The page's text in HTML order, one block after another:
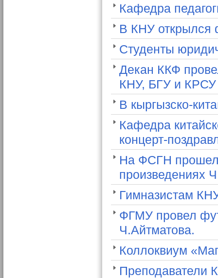
Кафедра
В КНУ открылся
Студенты
Декан ККФ
КНУ, БГУ и КРСУ
В кыргызско-
Кафедра
концерт-
На ФСГН прошел
произведениях
Гимназистам
ФГМУ провел
Ч.Айтматова.
Коллоквиум
Преподаватели